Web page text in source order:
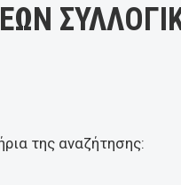
της αναζήτησης: